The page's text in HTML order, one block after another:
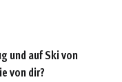
und auf Ski von
von dir?